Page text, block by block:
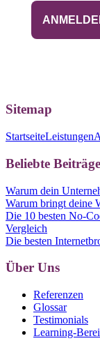
Sitemap
StartseiteLeistungen
Beliebte Beiträge
Warum dein
Warum bringt deine
Die 10 besten No-
Vergleich
Die besten
Über Uns
Referenzen
Glossar
Testimonials
Learning-